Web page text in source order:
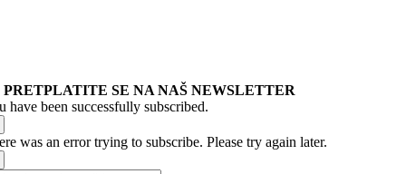
PRETPLATITE SE NA NAŠ NEWSLETTER
have been successfully subscribed.
was an error trying to subscribe. Please try again later.